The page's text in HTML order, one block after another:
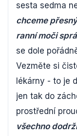
sesta sedma
chceme
ranní moči
se dole
Vezměte si
lékárny - to je
jen tak do
prostřední
všechno